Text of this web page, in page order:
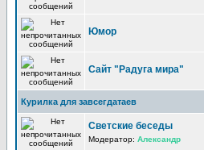
Юмор
Сайт "Радуга мира"
Курилка для завсегдатаев
Светские беседы
Модератор: Александр